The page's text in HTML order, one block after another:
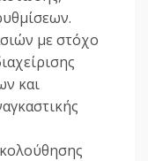
με στόχο
και